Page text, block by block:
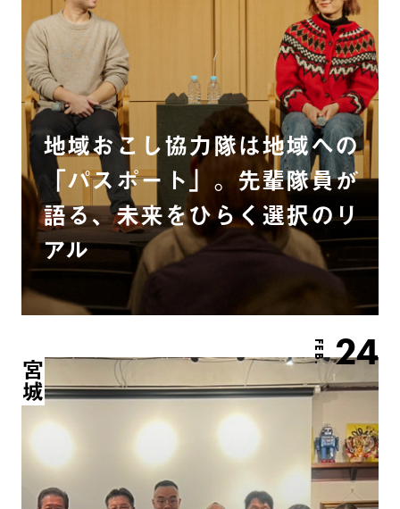
地域おこし協力隊は地域への
「パスポート」。先輩隊員が
語る、未来をひらく選択のリ
アル
FEB. 24
宮城